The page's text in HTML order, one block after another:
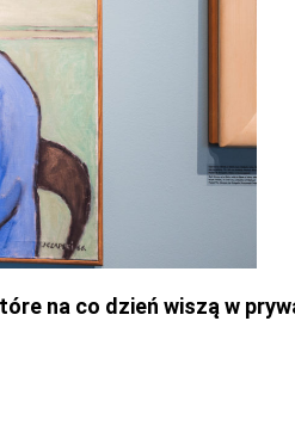
na co dzień wiszą w